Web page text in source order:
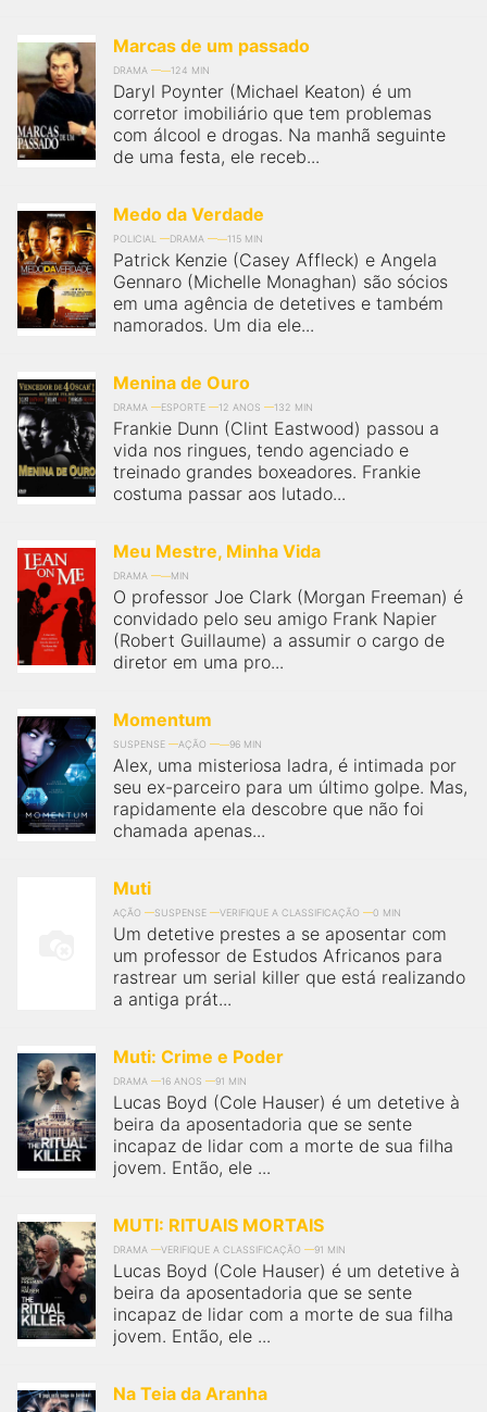
Marcas de um passado
DRAMA 124 MIN
Daryl Poynter (Michael Keaton) é um
corretor imobiliário que tem problemas
com álcool e drogas. Na manhã seguinte
de uma festa, ele receb...
Medo da Verdade
POLICIAL DRAMA 115 MIN
Patrick Kenzie (Casey Affleck) e Angela
Gennaro (Michelle Monaghan) são sócios
em uma agência de detetives e também
namorados. Um dia ele...
Menina de Ouro
DRAMA ESPORTE 12 ANOS 132 MIN
Frankie Dunn (Clint Eastwood) passou a
vida nos ringues, tendo agenciado e
treinado grandes boxeadores. Frankie
costuma passar aos lutado...
Meu Mestre, Minha Vida
DRAMA MIN
O professor Joe Clark (Morgan Freeman) é
convidado pelo seu amigo Frank Napier
(Robert Guillaume) a assumir o cargo de
diretor em uma pro...
Momentum
SUSPENSE AÇÃO 96 MIN
Alex, uma misteriosa ladra, é intimada por
seu ex-parceiro para um último golpe. Mas,
rapidamente ela descobre que não foi
chamada apenas...
Muti
AÇÃO SUSPENSE VERIFIQUE A CLASSIFICAÇÃO 0 MIN
Um detetive prestes a se aposentar com
um professor de Estudos Africanos para
rastrear um serial killer que está realizando
a antiga prát...
Muti: Crime e Poder
DRAMA 16 ANOS 91 MIN
Lucas Boyd (Cole Hauser) é um detetive à
beira da aposentadoria que se sente
incapaz de lidar com a morte de sua filha
jovem. Então, ele ...
MUTI: RITUAIS MORTAIS
DRAMA VERIFIQUE A CLASSIFICAÇÃO 91 MIN
Lucas Boyd (Cole Hauser) é um detetive à
beira da aposentadoria que se sente
incapaz de lidar com a morte de sua filha
jovem. Então, ele ...
Na Teia da Aranha